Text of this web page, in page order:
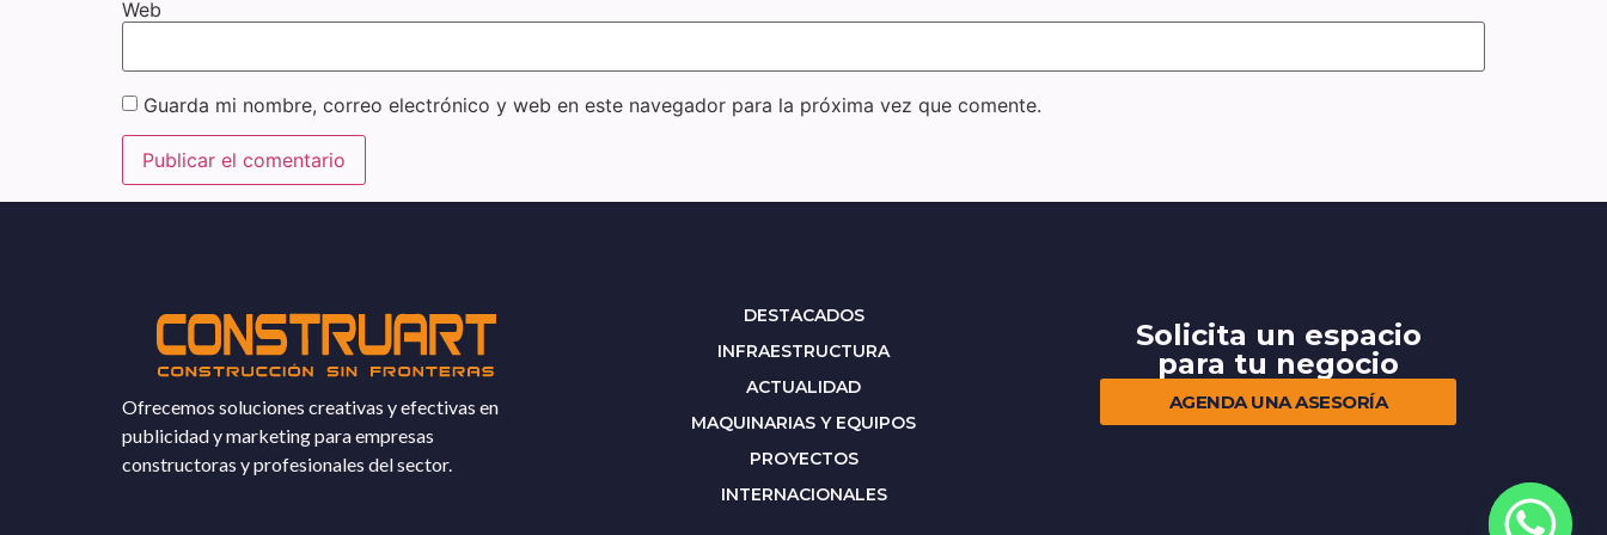
Web
Guarda mi nombre, correo electrónico y web en este navegador para la próxima vez que comente.
Ofrecemos soluciones creativas y efectivas en
publicidad y marketing para empresas
constructoras y profesionales del sector.
DESTACADOS
INFRAESTRUCTURA
ACTUALIDAD
MAQUINARIAS Y EQUIPOS
PROYECTOS
INTERNACIONALES
Solicita un espacio
para tu negocio
AGENDA UNA ASESORÍA